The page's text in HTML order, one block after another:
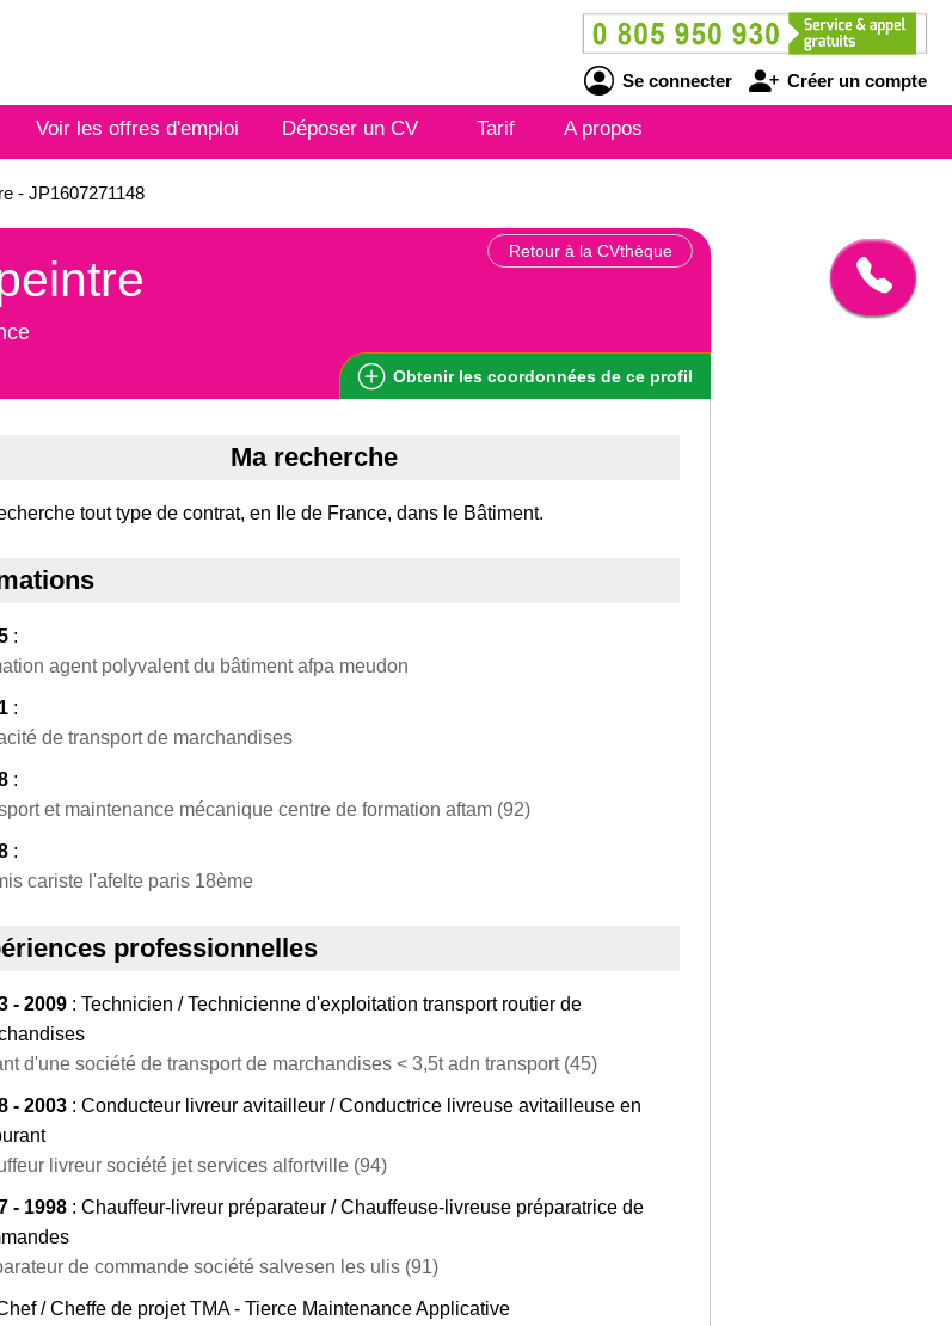
Se connecter Créer un compte
Voir les offres d'emploi Déposer un CV Tarif A propos
- JP1607271148
Retour à la CVthèque
Obtenir les coordonnées de ce profil
Ma recherche
tout type de contrat, en Ile de France, dans le Bâtiment.
:
agent polyvalent du bâtiment afpa meudon
:
de transport de marchandises
:
et maintenance mécanique centre de formation aftam (92)
:
cariste l'afelte paris 18ème
professionnelles
- 2009 : Technicien / Technicienne d'exploitation transport routier de
d'une société de transport de marchandises < 3,5t adn transport (45)
- 2003 : Conducteur livreur avitailleur / Conductrice livreuse avitailleuse en
livreur société jet services alfortville (94)
- 1998 : Chauffeur-livreur préparateur / Chauffeuse-livreuse préparatrice de
de commande société salvesen les ulis (91)
/ Cheffe de projet TMA - Tierce Maintenance Applicative